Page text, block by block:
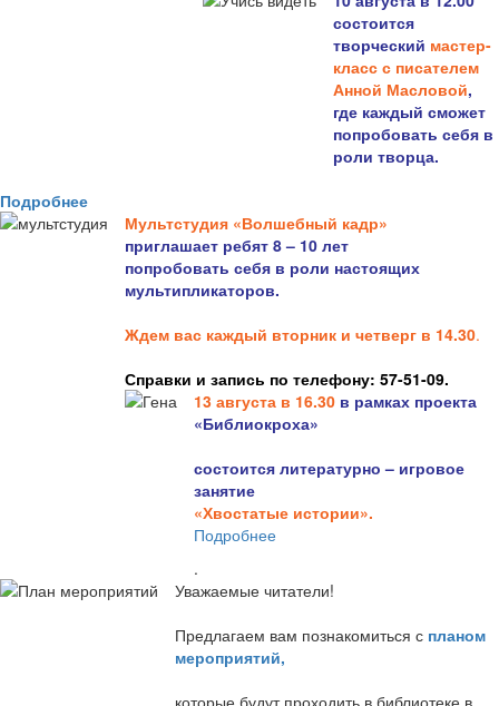
состоится
творческий мастер-
класс с писателем
Анной Масловой,
где каждый сможет
попробовать себя в
роли творца.
Подробнее
Мультстудия «Волшебный кадр»
приглашает ребят 8 – 10 лет
попробовать себя в роли настоящих
мультипликаторов.
Ждем вас каждый вторник и четверг в 14.30.
Справки и запись по телефону: 57-51-09.
13 августа в 16.30 в рамках проекта
«Библиокроха»
состоится литературно – игровое
занятие
«Хвостатые истории».
Подробнее
.
Уважаемые читатели!
Предлагаем вам познакомиться с планом
мероприятий,
которые будут проходить в библиотеке в